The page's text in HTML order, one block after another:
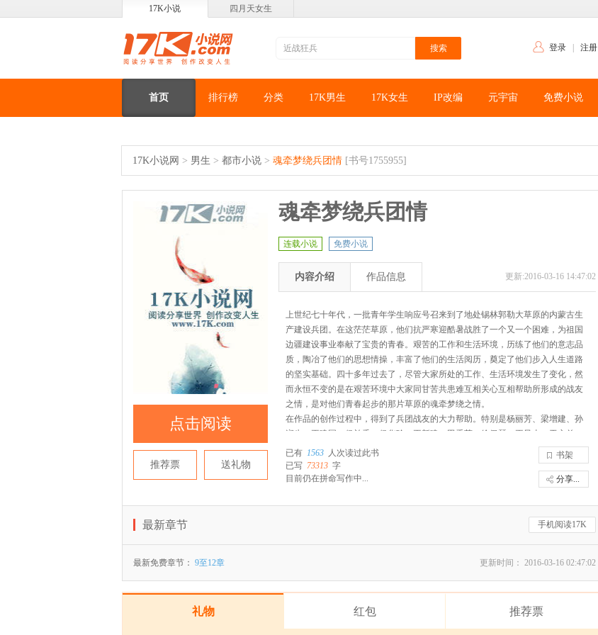
17K小说 四月天女生
登录 注册
首页 排行榜 分类 17K男生 17K女生 IP改编 元宇宙 免费小说
17K小说网 > 男生 > 都市小说 > 魂牵梦绕兵团情 [书号1755955]
点击阅读
推荐票 送礼物
魂牵梦绕兵团情
连载小说 免费小说
更新:2016-03-16 14:47:02
内容介绍 作品信息
上世纪七十年代，一批青年学生响应号召来到了地处锡林郭勒大草原的内蒙古生
产建设兵团。在这茫茫草原，他们抗严寒迎酷暑战胜了一个又一个困难，为祖国
边疆建设事业奉献了宝贵的青春。艰苦的工作和生活环境，历练了他们的意志品
质，陶冶了他们的思想情操，丰富了他们的生活阅历，奠定了他们步入人生道路
的坚实基础。四十多年过去了，尽管大家所处的工作、生活环境发生了变化，然
而永恒不变的是在艰苦环境中大家同甘苦共患难互相关心互相帮助所形成的战友
之情，是对他们青春起步的那片草原的魂牵梦绕之情。
在作品的创作过程中，得到了兵团战友的大力帮助。特别是杨丽芳、梁增建、孙
润生、王建国、侯兰香、侯华玲、王新建、田秀萍、徐佩琴、王风山、于永前、
贾卫铭、刘焰、刘桂兰等人提供了大量的素材，在此对战友们的热心帮助表示衷
心的感谢。尽管如此，由于本人的写作水平有限，作品中难免会有不尽人意之
处，恳请各位读者予以谅解。
书架
分享...
已有 1563 人次读过此书
已写 73313 字
目前仍在拼命写作中...
手机阅读17K
最新章节
更新时间： 2016-03-16 02:47:02
最新免费章节： 9至12章
礼物 红包 推荐票